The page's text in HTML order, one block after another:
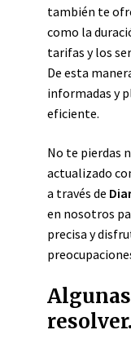
también te
como la
tarifas y los
De esta
informadas y
eficiente.
No te pierdas
actualizado
a través de
en nosotros
precisa y
resolver.